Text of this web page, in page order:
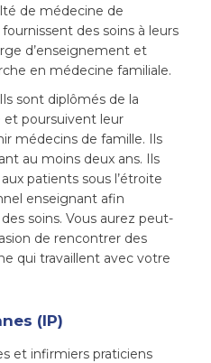
de médecine de
fournissent des soins à leurs
d’enseignement et
en médecine familiale.
sont diplômés de la
et poursuivent leur
médecins de famille. Ils
au moins deux ans. Ils
patients sous l’étroite
enseignant afin
des soins. Vous aurez peut-
de rencontrer des
qui travaillent avec votre
(IP)
et infirmiers praticiens